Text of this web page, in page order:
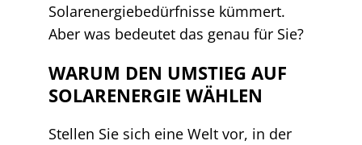
Solarenergiebedürfnisse kümmert.
Aber was bedeutet das genau für Sie?
WARUM DEN UMSTIEG AUF
SOLARENERGIE WÄHLEN
Stellen Sie sich eine Welt vor, in der